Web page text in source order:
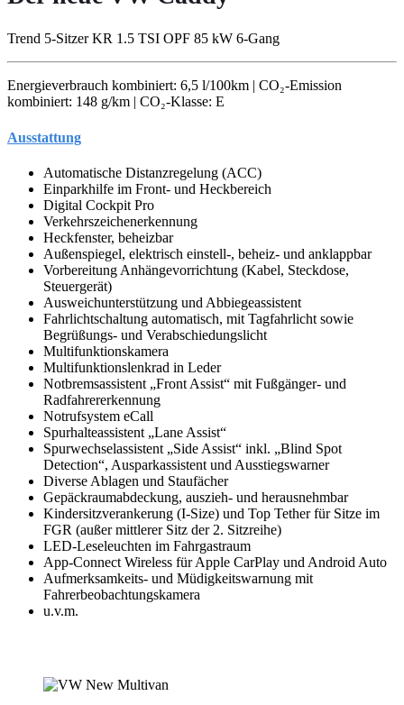
Trend 5-Sitzer KR 1.5 TSI OPF 85 kW 6-Gang
Energieverbrauch kombiniert: 6,5 l/100km | CO₂-Emission
kombiniert: 148 g/km | CO₂-Klasse: E
Ausstattung
Automatische Distanzregelung (ACC)
Einparkhilfe im Front- und Heckbereich
Digital Cockpit Pro
Verkehrszeichenerkennung
Heckfenster, beheizbar
Außenspiegel, elektrisch einstell-, beheiz- und anklappbar
Vorbereitung Anhängevorrichtung (Kabel, Steckdose,
Steuergerät)
Ausweichunterstützung und Abbiegeassistent
Fahrlichtschaltung automatisch, mit Tagfahrlicht sowie
Begrüßungs- und Verabschiedungslicht
Multifunktionskamera
Multifunktionslenkrad in Leder
Notbremsassistent „Front Assist“ mit Fußgänger- und
Radfahrererkennung
Notrufsystem eCall
Spurhalteassistent „Lane Assist“
Spurwechselassistent „Side Assist“ inkl. „Blind Spot
Detection“, Ausparkassistent und Ausstiegswarner
Diverse Ablagen und Staufächer
Gepäckraumabdeckung, auszieh- und herausnehmbar
Kindersitzverankerung (I-Size) und Top Tether für Sitze im
FGR (außer mittlerer Sitz der 2. Sitzreihe)
LED-Leseleuchten im Fahrgastraum
App-Connect Wireless für Apple CarPlay und Android Auto
Aufmerksamkeits- und Müdigkeitswarnung mit
Fahrerbeobachtungskamera
u.v.m.